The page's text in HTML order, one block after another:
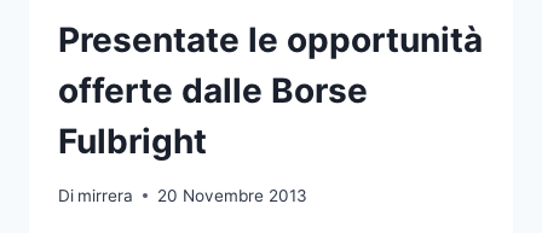
Presentate le opportunità
offerte dalle Borse
Fulbright
Di mirrera 20 Novembre 2013